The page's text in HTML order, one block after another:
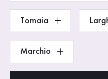
Tomaia
Marchio